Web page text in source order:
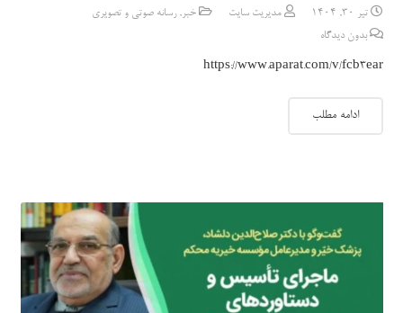
تیر 30, 1404 مدیریت سایت خبر,رسانه صوتی و تصویری
بدون دیدگاه
https://www.aparat.com/v/fcb3ear
ادامه مطلب